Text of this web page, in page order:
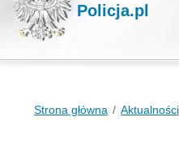
Policja.pl
Strona główna Aktualności